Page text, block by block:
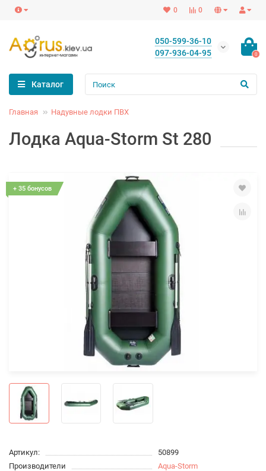
0
0
050-599-36-10
097-936-04-95
0
Каталог
Главная Надувные лодки ПВХ
Лодка Aqua-Storm St 280
+ 35 бонусов
Артикул:
50899
Производители
Aqua-Storm